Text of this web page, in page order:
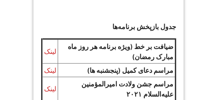
جدول بازپخش برنامه‌ها
ضیافت بر خط (ویژه برنامه هر روز ماه
مبارک رمضان)
لینک
مراسم دعای کمیل (پنجشنبه ها)
لینک
مراسم جشن ولادت امیرالمؤمنین
علیه‌السلام ۲۰۲۱
لینک